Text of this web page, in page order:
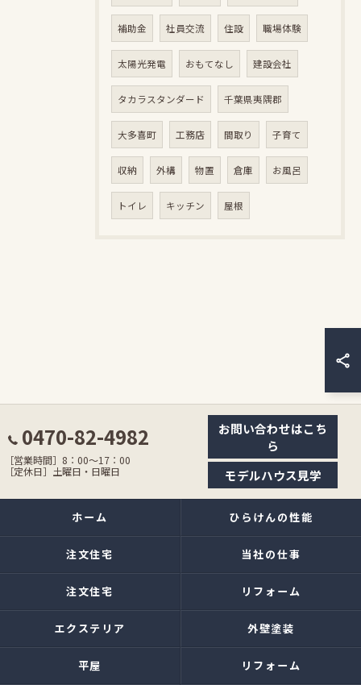
補助金 社員交流 住設 職場体験
太陽光発電 おもてなし 建設会社
タカラスタンダード 千葉県夷隅郡
大多喜町 工務店 間取り 子育て
収納 外構 物置 倉庫 お風呂
トイレ キッチン 屋根
0470-82-4982
［営業時間］8：00〜17：00
［定休日］土曜日・日曜日
お問い合わせはこち
ら
モデルハウス見学
ホーム ひらけんの性能
注文住宅 当社の仕事
注文住宅 リフォーム
エクステリア 外壁塗装
平屋 リフォーム